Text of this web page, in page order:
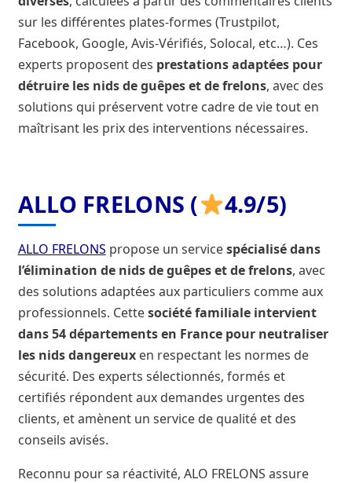
sur les différentes plates-formes (Trustpilot,
Facebook, Google, Avis-Vérifiés, Solocal, etc…). Ces
experts proposent des prestations adaptées pour
détruire les nids de guêpes et de frelons, avec des
solutions qui préservent votre cadre de vie tout en
maîtrisant les prix des interventions nécessaires.
ALLO FRELONS ( 4.9/5)
ALLO FRELONS propose un servicespécialisé dans
l’élimination de nids de guêpes et de frelons, avec
des solutions adaptées aux particuliers comme aux
professionnels. Cettesociété familiale intervient
dans 54 départements en France pour neutraliser
les nids dangereuxen respectant les normes de
sécurité. Des experts sélectionnés, formés et
certifiés répondent aux demandes urgentes des
clients, et amènent un service de qualité et des
conseils avisés.
Reconnu pour sa réactivité, ALO FRELONS assure